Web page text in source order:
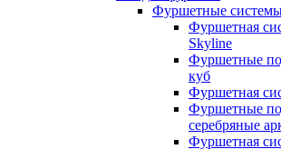
Фуршетные
Фуршетная
Skyline
Фуршетные
куб
Фуршетная
Фуршетные
серебряные
Фуршетная